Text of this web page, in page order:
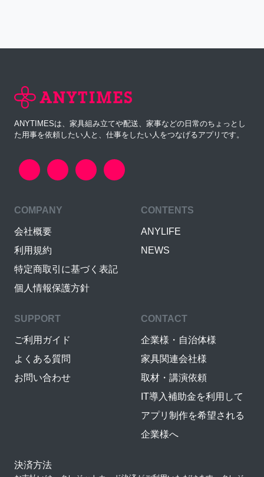
ANYTIMESは、家具組み立てや配送、家事などの日常のちょっとし
た用事を依頼したい人と、仕事をしたい人をつなげるアプリです。
COMPANY
会社概要
利用規約
特定商取引に基づく表記
個人情報保護方針
CONTENTS
ANYLIFE
NEWS
SUPPORT
ご利用ガイド
よくある質問
お問い合わせ
CONTACT
企業様・自治体様
家具関連会社様
取材・講演依頼
IT導入補助金を利用して
アプリ制作を希望される
企業様へ
決済方法